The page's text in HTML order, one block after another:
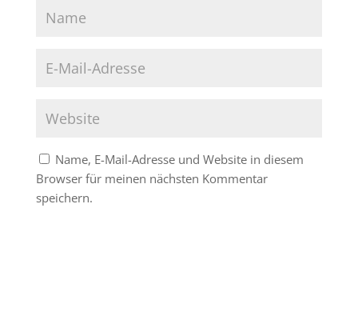
Name, E-Mail-Adresse und Website in diesem
Browser für meinen nächsten Kommentar
speichern.